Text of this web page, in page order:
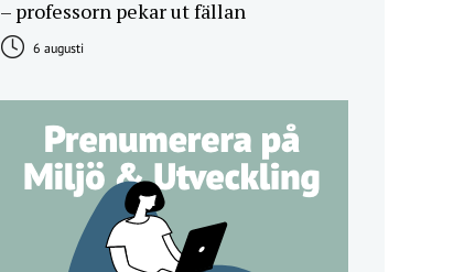
– professorn pekar ut fällan
6 augusti